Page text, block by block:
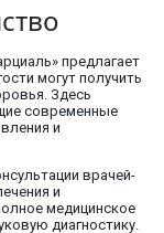
предлагает
могут получить
Здесь
современные
и
врачей-
и
медицинское
диагностику.